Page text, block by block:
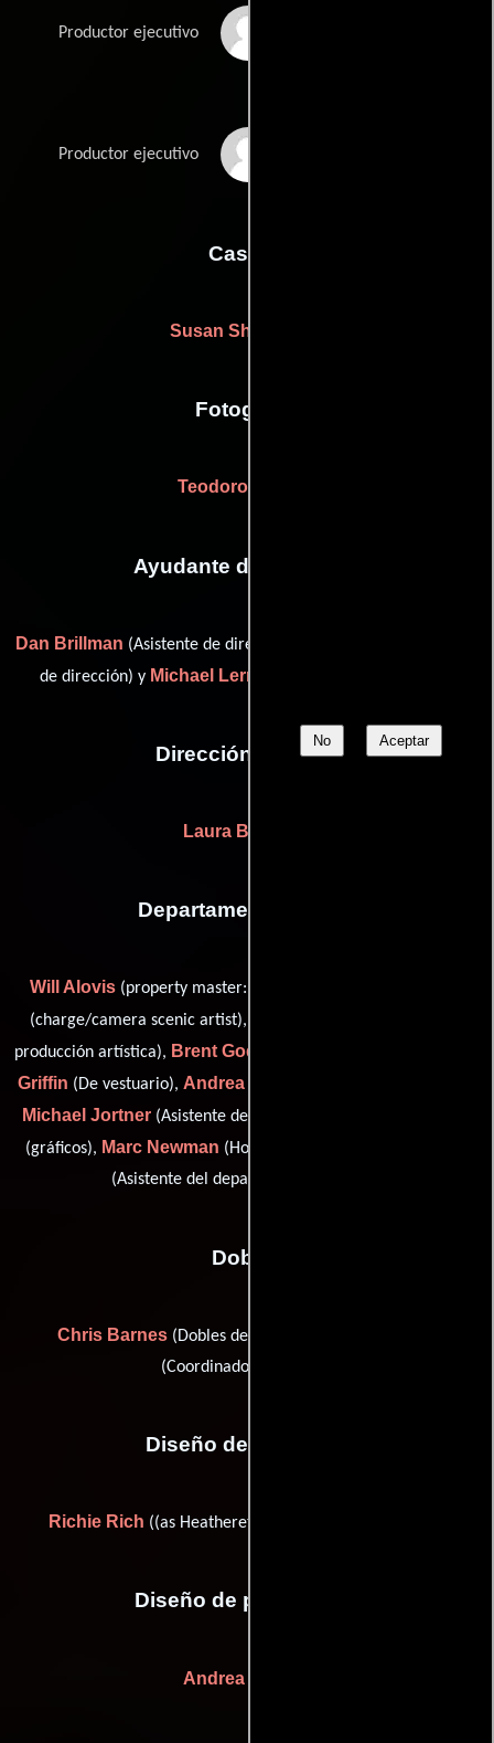
No Aceptar
Productor ejecutivo
Productor ejecutivo
Casting
Susan Shopmaker
Fotografia
Teodoro Maniaci
Ayudante de dirección
Dan Brillman (Asistente de dirección),
de dirección) y Michael Lerman
Dirección artística
Laura Ballinger
Departamento de arte
Will Alovis (property master: Los Angeles),
(charge/camera scenic artist),
producción artística), Brent Godek
Griffin (De vestuario), Andrea Harrell
Michael Jortner(Asistente de jefe de utilería),
(gráficos), Marc Newman (Hombre a cargo) y
(Asistente del departamento artístico)
Dobles
Chris Barnes(Dobles de riesgo) y
(Coordinador de dobles)
Diseño de vestuario
Richie Rich ((as Heatherette)) y
Diseño de producción
Andrea Stanley